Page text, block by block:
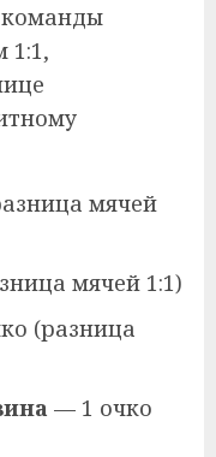
команды
1:1,
мячей
мячей 1:1)
(разница
— 1 очко